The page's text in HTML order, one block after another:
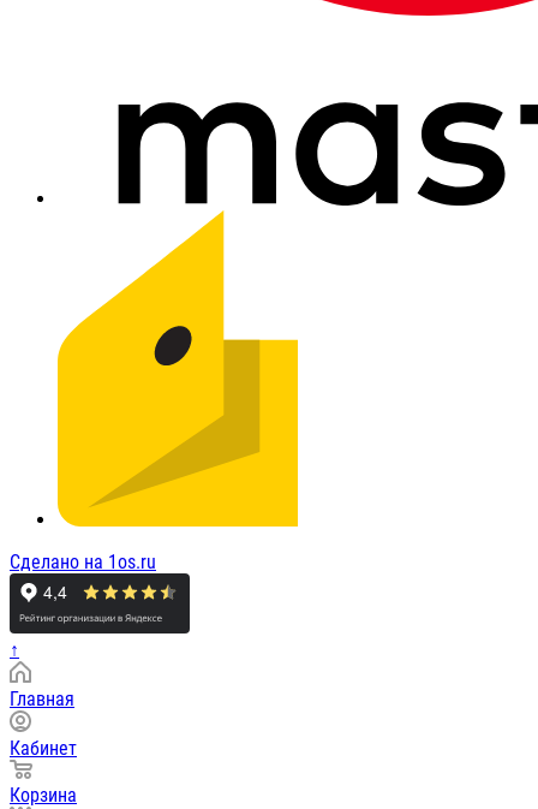
Сделано на 1os.ru
↑
Главная
Кабинет
Корзина